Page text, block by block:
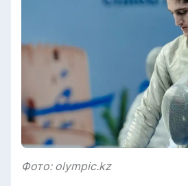
Фото: olympic.kz